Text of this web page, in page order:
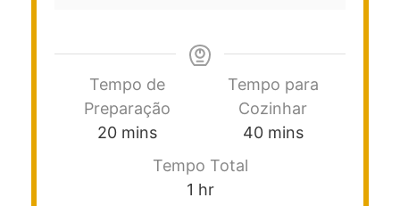
Tempo de
Preparação
20 mins
Tempo para
Cozinhar
40 mins
Tempo Total
1 hr